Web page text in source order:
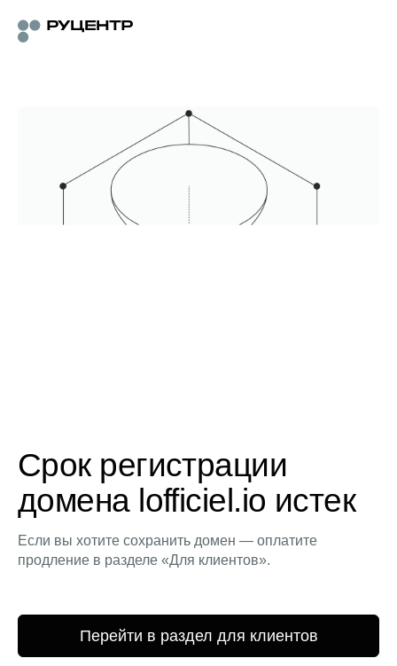
Срок регистрации
домена lofficiel.io истек
Если вы хотите сохранить домен — оплатите
продление в разделе «Для клиентов».
Перейти в раздел для клиентов